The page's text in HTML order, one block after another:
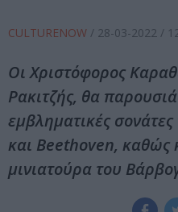
CULTURENOW / 28-03-2022 /
Oι Χριστόφορος
Ρακιτζής, θα
εμβληματικές
και Beethoven, καθώς
μινιατούρα του